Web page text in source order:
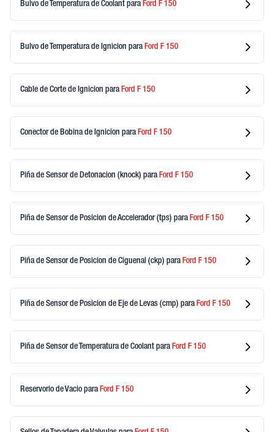
Bulvo de Temperatura de Coolant para Ford F 150
Bulvo de Temperatura de Ignicion para Ford F 150
Cable de Corte de Ignicion para Ford F 150
Conector de Bobina de Ignicion para Ford F 150
Piña de Sensor de Detonacion (knock) para Ford F 150
Piña de Sensor de Posicion de Accelerador (tps) para Ford F 150
Piña de Sensor de Posicion de Ciguenal (ckp) para Ford F 150
Piña de Sensor de Posicion de Eje de Levas (cmp) para Ford F 150
Piña de Sensor de Temperatura de Coolant para Ford F 150
Reservorio de Vacio para Ford F 150